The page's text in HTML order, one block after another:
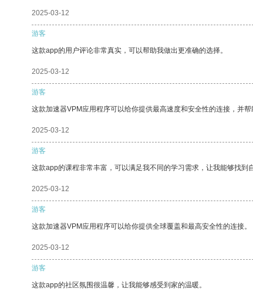
2025-03-12
游客
这款app的用户评论非常真实，可以帮助我做出更准确的选择。
2025-03-12
游客
这款加速器VPM应用程序可以给你提供最高速度和安全性的连接，并帮
2025-03-12
游客
这款app的课程非常丰富，可以满足我不同的学习需求，让我能够找到
2025-03-12
游客
这款加速器VPM应用程序可以给你提供全球覆盖和最高安全性的连接。
2025-03-12
游客
这款app的社区氛围很温馨，让我能够感受到家的温暖。